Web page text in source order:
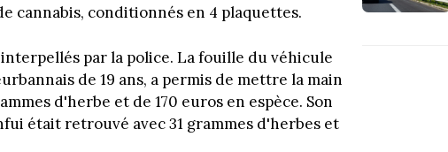
cannabis, conditionnés en 4 plaquettes.
par la police. La fouille du véhicule
de 19 ans, a permis de mettre la main
d'herbe et de 170 euros en espèce. Son
était retrouvé avec 31 grammes d'herbes et